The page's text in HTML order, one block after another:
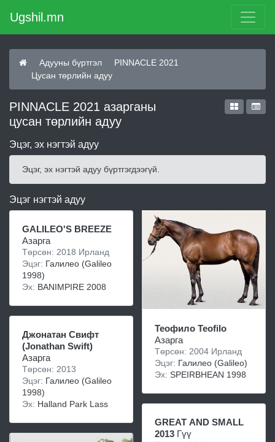
Ugshil.mn
Адууны бүртгэл
PINNACLE 2021
Цусан төрлийн адуу
PINNACLE 2021 азарганы
цусан төрлийн адуу
Эцэг, эх нэгтэй адуу
Эцэг, эх нэгтэй адуу бүртгэгдээгүй.
Эцэг нэгтэй адуу
GALILEO'S BREEZE
Азарга
Төрсөн: 2018 Ирланд
Эцэг: Галилео (Galileo
1998)
Эх: BANIMPIRE 2008
Джонaтaн Cвифт
(Jonathan Swift)
Азарга
Төрсөн: 2013
Эцэг: Галилео (Galileo
1998)
Эх: Halland Park Lass
Теофило Teofilo
Азарга
Төрсөн: 2004 Ирланд
Эцэг: Галилео (Galileo)
Эх: SPEIRBHEAN 1998
GREAT AND SMALL
2013 Гүү